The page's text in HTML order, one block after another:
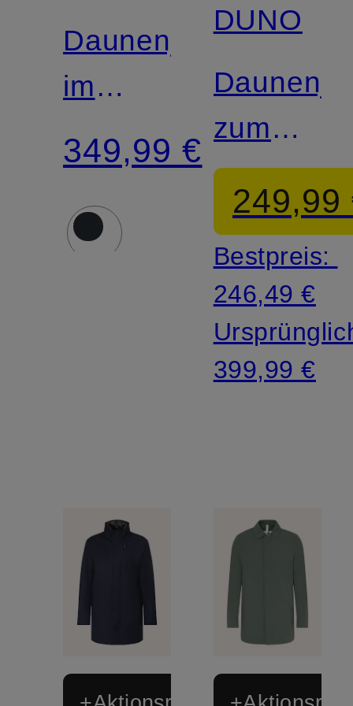
Daunenjacke
im
Materialmix
349,99 €
DUNO
zum
Wenden
249,99
Bestpreis:
246,49 €
399,99 €